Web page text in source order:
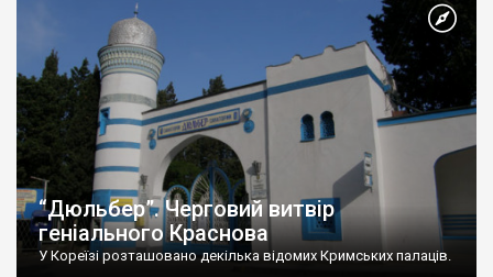
“Дюльбер”. Черговий витвір
геніального Краснова
У Кореїзі розташовано декілька відомих Кримських палаців.